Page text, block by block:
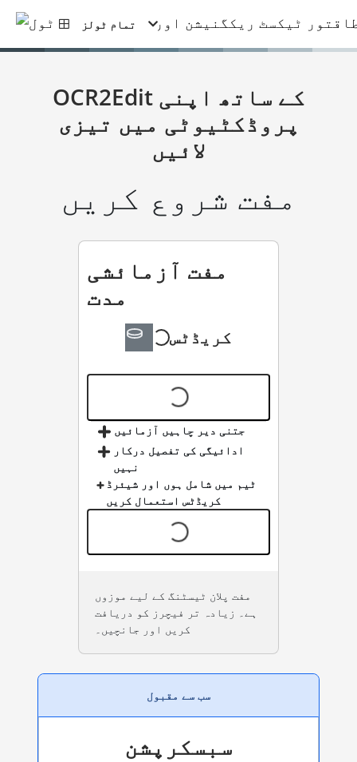
تمام ٹولز
OCR2Edit کے ساتھ اپنی
پروڈکٹیوٹی میں تیزی
لائیں
مفت شروع کریں
مفت آزمائشی
مدت
کریڈٹس
جتنی دیر چاہیں آزمائیں
ادائیگی کی تفصیل درکار
نہیں
ٹیم میں شامل ہوں اور شیئرڈ
کریڈٹس استعمال کریں
مفت پلان ٹیسٹنگ کے لیے موزوں
ہے۔ زیادہ تر فیچرز کو دریافت
کریں اور جانچیں۔
سب سے مقبول
سبسکرپشن